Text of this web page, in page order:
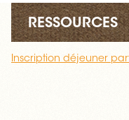
RESSOURCES
Inscription déjeuner